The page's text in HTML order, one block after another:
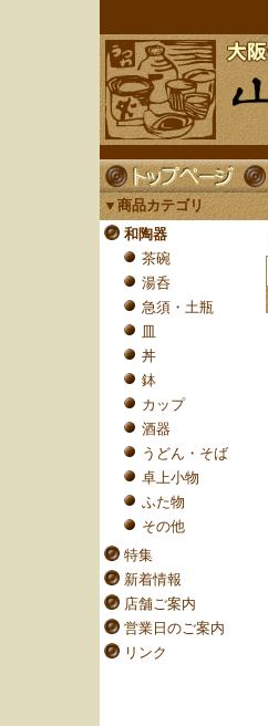
▼商品カテゴリ
和陶器
茶碗
湯呑
急須・土瓶
皿
丼
鉢
カップ
酒器
うどん・そば
卓上小物
ふた物
その他
特集
新着情報
店舗ご案内
営業日のご案内
リンク